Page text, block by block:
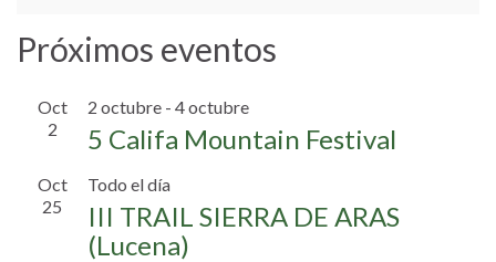
Próximos eventos
Oct
2
2 octubre - 4 octubre
5 Califa Mountain Festival
Oct
25
Todo el día
III TRAIL SIERRA DE ARAS
(Lucena)